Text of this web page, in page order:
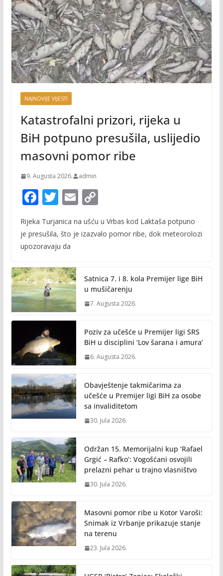
NAJNOVIJE VIJESTI
Katastrofalni prizori, rijeka u
BiH potpuno presušila, uslijedio
masovni pomor ribe
9. Augusta 2026. admin
F
e
b
o
k
T
itt
er
E
m
ai
C
p
n
k
Rijeka Turjanica na ušću u Vrbas kod Laktaša potpuno
je presušila, što je izazvalo pomor ribe, dok meteorolozi
upozoravaju da
Satnica 7. i 8. kola Premijer lige BiH
u mušičarenju
7. Augusta 2026.
Poziv za učešće u Premijer ligi SRS
BiH u disciplini ‘Lov šarana i amura’
6. Augusta 2026.
Obavještenje takmičarima za
učešće u Premijer ligi BiH za osobe
sa invaliditetom
30. Jula 2026.
Održan 15. Memorijalni kup ‘Rafael
Grgić – Rafko’: Vogošćani osvojili
prelazni pehar u trajno vlasništvo
30. Jula 2026.
Masovni pomor ribe u Kotor Varoši:
Snimak iz Vrbanje prikazuje stanje
na terenu
23. Jula 2026.